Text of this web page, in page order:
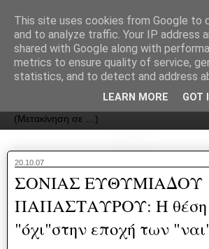
ΟΔΟΣ
20.10.07
ΣΟΝΙΑΣ ΕΥΘΥΜΙΑΔΟΥ
ΠΑΠΑΣΤΑΥΡΟΥ: Η θέση
"όχι"στην εποχή των
This site uses cookies from Google to
and to analyze traffic. Your IP address
shared with Google along with
metrics to ensure quality of service,
statistics, and to detect and address
LEARN MORE GOT